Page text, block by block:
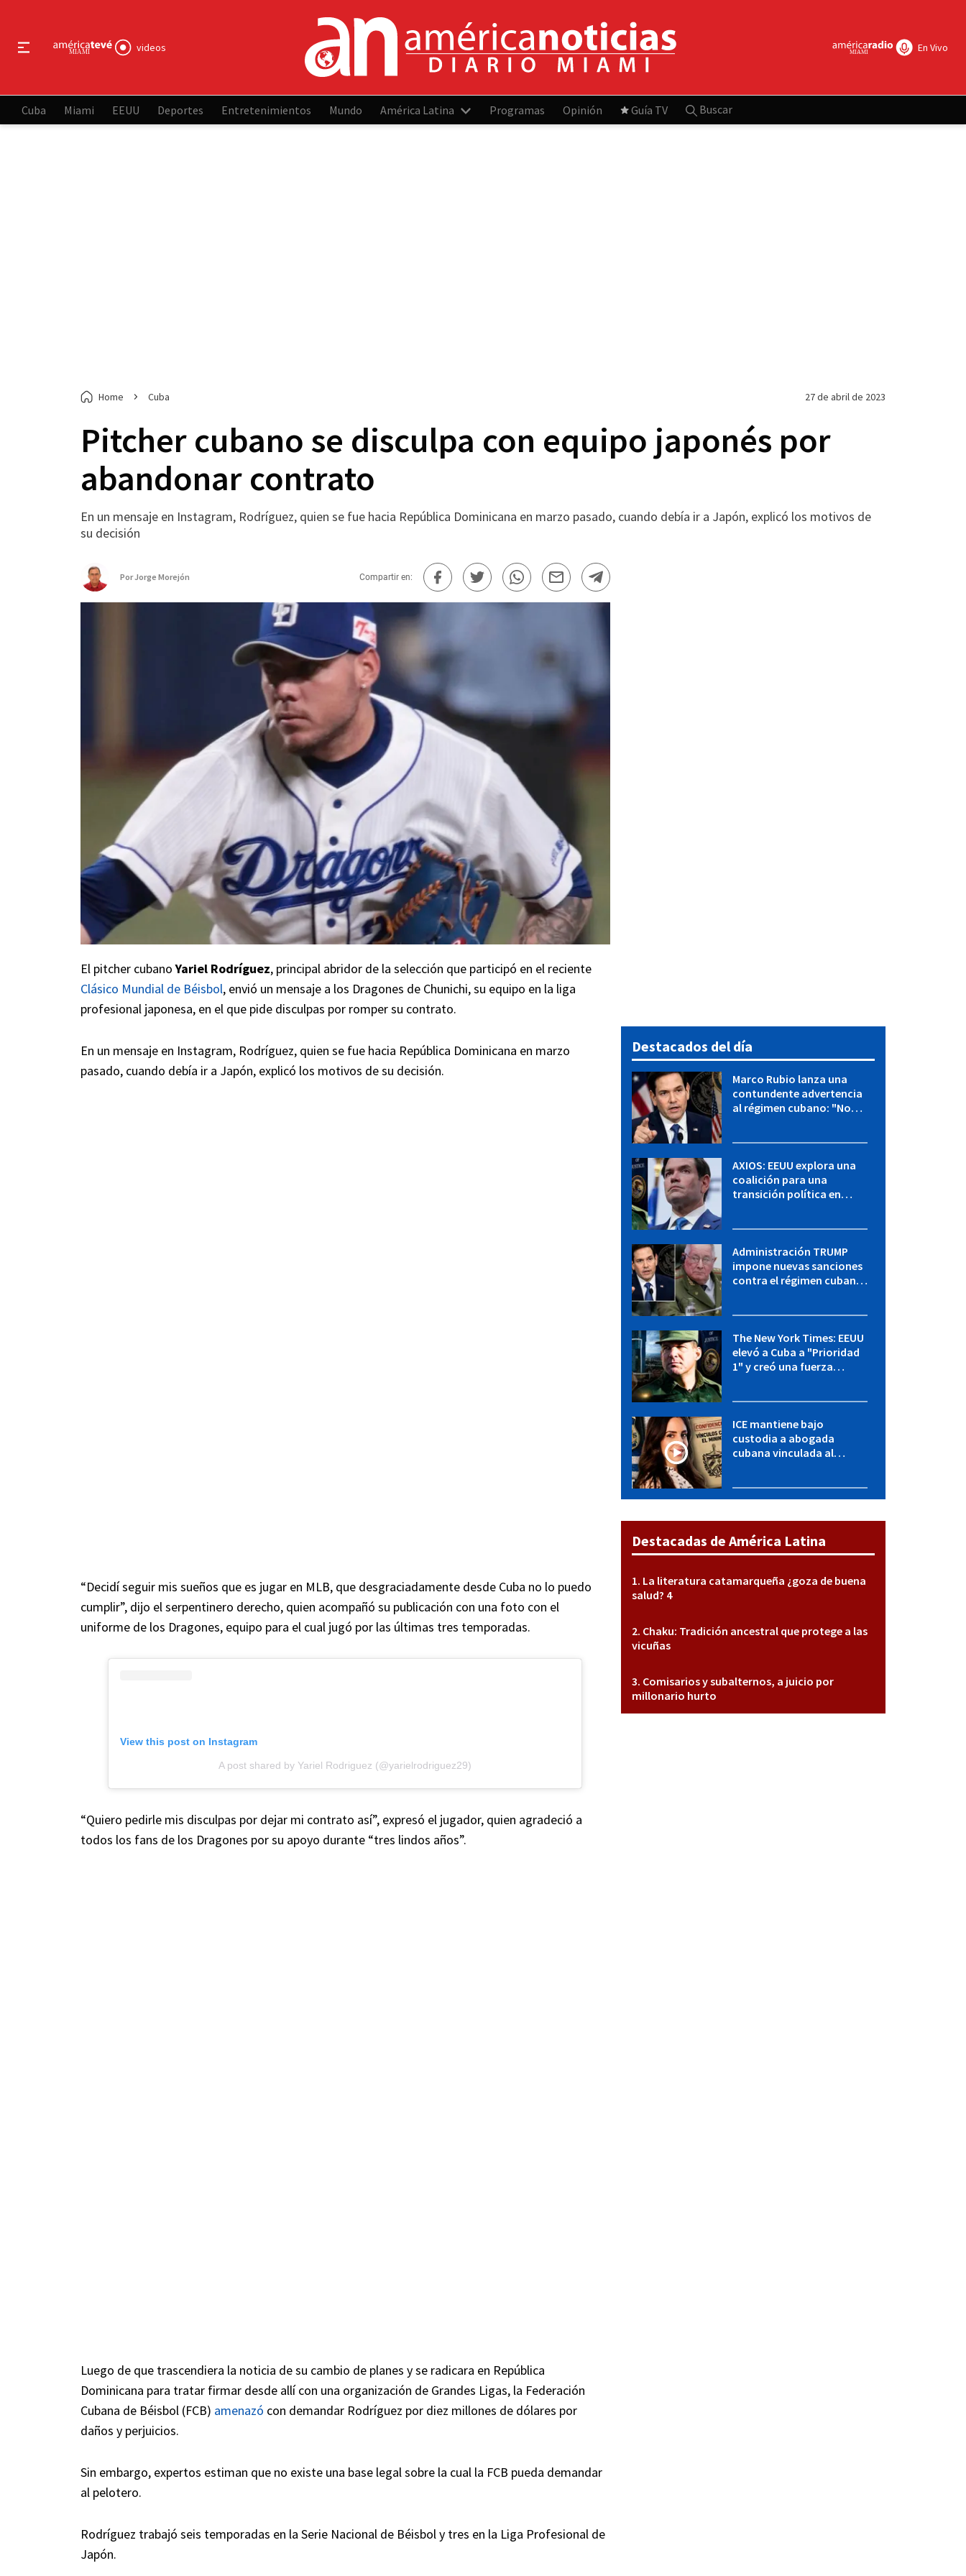
videos En Vivo
Cuba Miami EEUU Deportes Entretenimientos Mundo América Latina Programas Opinión Guía TV Buscar
Home Cuba 27 de abril de 2023
Pitcher cubano se disculpa con equipo japonés por
abandonar contrato
En un mensaje en Instagram, Rodríguez, quien se fue hacia República Dominicana en marzo pasado, cuando debía ir a Japón, explicó los motivos de
su decisión
PorJorge Morejón Compartir en:
El pitcher cubanoYariel Rodríguez, principal abridor de la selección que participó en el reciente
Clásico Mundial de Béisbol, envió un mensaje a los Dragones de Chunichi, su equipo en la liga
profesional japonesa, en el que pide disculpas por romper su contrato.
En un mensaje en Instagram, Rodríguez, quien se fue hacia República Dominicana en marzo
pasado, cuando debía ir a Japón, explicó los motivos de su decisión.
“Decidí seguir mis sueños que es jugar en MLB, que desgraciadamente desde Cuba no lo puedo
cumplir”, dijo el serpentinero derecho, quien acompañó su publicación con una foto con el
uniforme de los Dragones, equipo para el cual jugó por las últimas tres temporadas.
View this post on Instagram
A post shared by Yariel Rodriguez (@yarielrodriguez29)
“Quiero pedirle mis disculpas por dejar mi contrato así”, expresó el jugador, quien agradeció a
todos los fans de los Dragones por su apoyo durante “tres lindos años”.
Luego de que trascendiera la noticia de su cambio de planes y se radicara en República
Dominicana para tratar firmar desde allí con una organización de Grandes Ligas, la Federación
Cubana de Béisbol (FCB) amenazó con demandar Rodríguez por diez millones de dólares por
daños y perjuicios.
Sin embargo, expertos estiman que no existe una base legal sobre la cual la FCB pueda demandar
al pelotero.
Rodríguez trabajó seis temporadas en la Serie Nacional de Béisbol y tres en la Liga Profesional de
Japón.
Destacados del día
Marco Rubio lanza una
contundente advertencia
al régimen cubano: "No
AXIOS: EEUU explora una
coalición para una
transición política en
Administración TRUMP
impone nuevas sanciones
contra el régimen cubano:
The New York Times: EEUU
elevó a Cuba a "Prioridad
1" y creó una fuerza
ICE mantiene bajo
custodia a abogada
cubana vinculada al
Destacadas de América Latina
La literatura catamarqueña ¿goza de buena
salud? 4
Chaku: Tradición ancestral que protege a las
vicuñas
Comisarios y subalternos, a juicio por
millonario hurto